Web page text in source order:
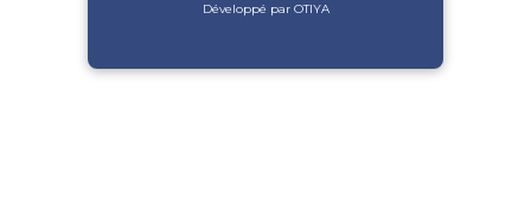
Développé par OTIYA